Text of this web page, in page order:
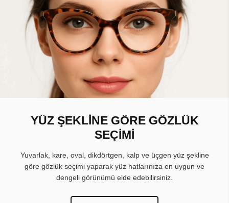
YÜZ ŞEKLİNE GÖRE GÖZLÜK
SEÇİMİ
Yuvarlak, kare, oval, dikdörtgen, kalp ve üçgen yüz şekline
göre gözlük seçimi yaparak yüz hatlarınıza en uygun ve
dengeli görünümü elde edebilirsiniz.